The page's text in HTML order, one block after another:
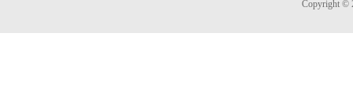
Copyright ©